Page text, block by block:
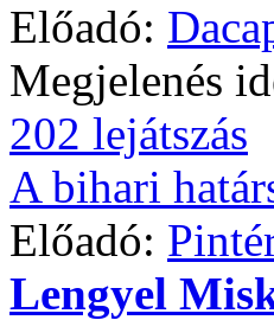
Előadó:
Megjelenés
202 lejátszás
A bihari
Előadó:
Lengyel